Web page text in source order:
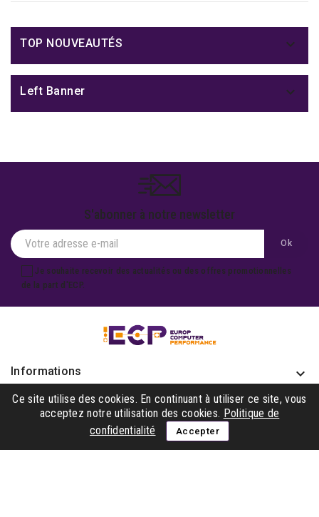
TOP NOUVEAUTÉS 
Left Banner 
S'abonner à notre newsletter
Je souhaite recevoir des actualités ou des offres promotionnelles
de la part d'ECP.
Informations keyboard_arrow_down
Produits 
Notre société
Ce site utilise des cookies. En continuant à utiliser ce site, vous
acceptez notre utilisation des cookies. Politique de
confidentialité
Accepter
